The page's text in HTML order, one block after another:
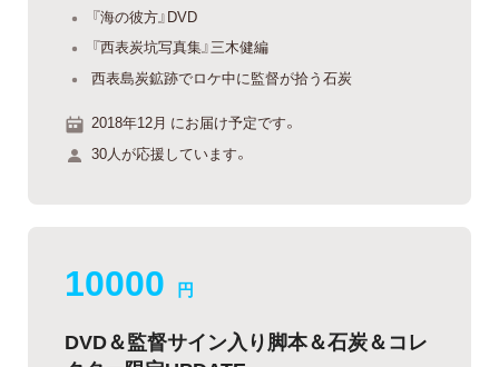
『海の彼方』DVD
『西表炭坑写真集』三木健編
西表島炭鉱跡でロケ中に監督が拾う石炭
2018年12月 にお届け予定です。
30人が応援しています。
10000 円
DVD＆監督サイン入り脚本＆石炭＆コレ